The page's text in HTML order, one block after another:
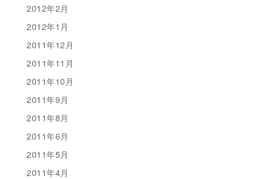
2012年2月
2012年1月
2011年12月
2011年11月
2011年10月
2011年9月
2011年8月
2011年6月
2011年5月
2011年4月